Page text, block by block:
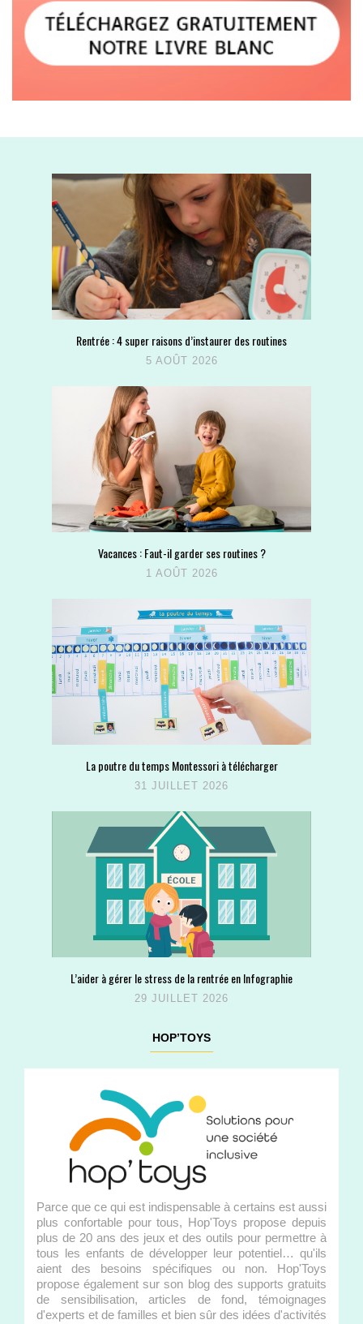
Rentrée : 4 super raisons d’instaurer des routines
5 AOÛT 2026
Vacances : Faut-il garder ses routines ?
1 AOÛT 2026
La poutre du temps Montessori à télécharger
31 JUILLET 2026
L’aider à gérer le stress de la rentrée en Infographie
29 JUILLET 2026
HOP’TOYS
Parce que ce qui est indispensable à certains est aussi
plus confortable pour tous, Hop'Toys propose depuis
plus de 20 ans des jeux et des outils pour permettre à
tous les enfants de développer leur potentiel… qu'ils
aient des besoins spécifiques ou non. Hop'Toys
propose également sur son blog des supports gratuits
de sensibilisation, articles de fond, témoignages
d'experts et de familles et bien sûr des idées d'activités